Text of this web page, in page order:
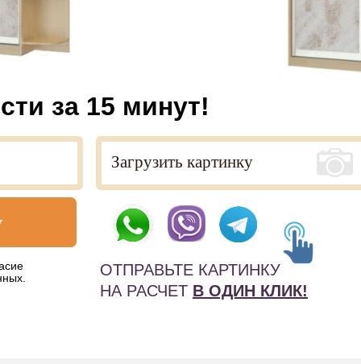
ОТПРАВЬТЕ КАРТИНКУ
НА РАСЧЕТ В ОДИН КЛИК!
за 15 минут!